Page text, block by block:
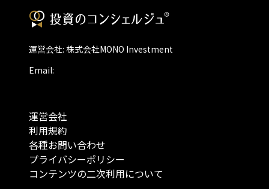
運営会社: 株式会社MONO Investment
Email:
運営会社
利用規約
各種お問い合わせ
プライバシーポリシー
コンテンツの二次利用について